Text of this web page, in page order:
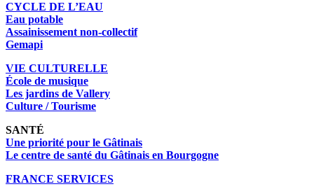
CYCLE DE L’EAU
Eau potable
Assainissement non-collectif
Gemapi
VIE CULTURELLE
École de musique
Les jardins de Vallery
Culture / Tourisme
SANTÉ
Une priorité pour le Gâtinais
Le centre de santé du Gâtinais en Bourgogne
FRANCE SERVICES